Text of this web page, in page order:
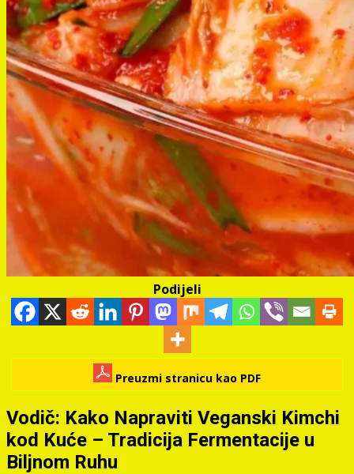
Podijeli
Preuzmi stranicu kao PDF
Vodič: Kako Napraviti Veganski Kimchi
kod Kuće – Tradicija Fermentacije u
Biljnom Ruhu